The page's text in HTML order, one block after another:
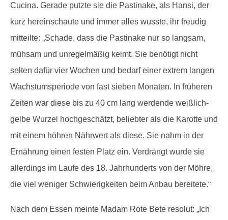
Cucina. Gerade putzte sie die Pastinake, als Hansi, der
kurz hereinschaute und immer alles wusste, ihr freudig
mitteilte: „Schade, dass die Pastinake nur so langsam,
mühsam und unregelmäßig keimt. Sie benötigt nicht
selten dafür vier Wochen und bedarf einer extrem langen
Wachstumsperiode von fast sieben Monaten. In früheren
Zeiten war diese bis zu 40 cm lang werdende weißlich-
gelbe Wurzel hochgeschätzt, beliebter als die Karotte und
mit einem höhren Nährwert als diese. Sie nahm in der
Ernährung einen festen Platz ein. Verdrängt wurde sie
allerdings im Laufe des 18. Jahrhunderts von der Möhre,
die viel weniger Schwierigkeiten beim Anbau bereitete.“
Nach dem Essen meinte Madam Rote Bete resolut: „Ich